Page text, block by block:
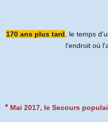
170 ans plus tard , le temps
l'endroit où
* Mai 2017, le Secours